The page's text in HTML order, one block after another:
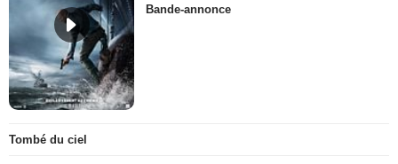
Bande-annonce
Tombé du ciel